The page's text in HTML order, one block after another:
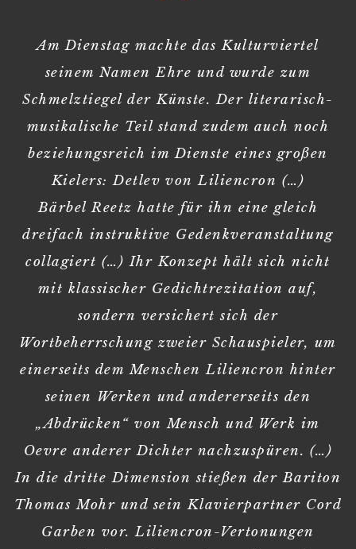
Am Dienstag machte das Kulturviertel
seinem Namen Ehre und wurde zum
Schmelztiegel der Künste. Der literarisch-
musikalische Teil stand zudem auch noch
beziehungsreich im Dienste eines großen
Kielers: Detlev von Liliencron (…)
Bärbel Reetz hatte für ihn eine gleich
dreifach instruktive Gedenkveranstaltung
collagiert (…) Ihr Konzept hält sich nicht
mit klassischer Gedichtrezitation auf,
sondern versichert sich der
Wortbeherrschung zweier Schauspieler, um
einerseits dem Menschen Liliencron hinter
seinen Werken und andererseits den
„Abdrücken“ von Mensch und Werk im
Oevre anderer Dichter nachzuspüren. (…)
In die dritte Dimension stießen der Bariton
Thomas Mohr und sein Klavierpartner Cord
Garben vor. Liliencron-Vertonungen